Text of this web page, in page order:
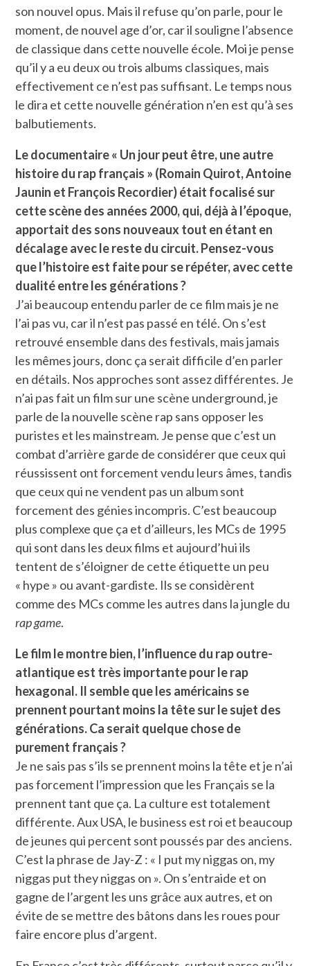
son nouvel opus. Mais il refuse qu’on parle, pour le
moment, de nouvel age d’or, car il souligne l’absence
de classique dans cette nouvelle école. Moi je pense
qu’il y a eu deux ou trois albums classiques, mais
effectivement ce n’est pas suffisant. Le temps nous
le dira et cette nouvelle génération n’en est qu’à ses
balbutiements.
Le documentaire « Un jour peut être, une autre
histoire du rap français » (Romain Quirot, Antoine
Jaunin et François Recordier) était focalisé sur
cette scène des années 2000, qui, déjà à l’époque,
apportait des sons nouveaux tout en étant en
décalage avec le reste du circuit. Pensez-vous
que l’histoire est faite pour se répéter, avec cette
dualité entre les générations ?
J’ai beaucoup entendu parler de ce film mais je ne
l’ai pas vu, car il n’est pas passé en télé. On s’est
retrouvé ensemble dans des festivals, mais jamais
les mêmes jours, donc ça serait difficile d’en parler
en détails. Nos approches sont assez différentes. Je
n’ai pas fait un film sur une scène underground, je
parle de la nouvelle scène rap sans opposer les
puristes et les mainstream. Je pense que c’est un
combat d’arrière garde de considérer que ceux qui
réussissent ont forcement vendu leurs âmes, tandis
que ceux qui ne vendent pas un album sont
forcement des génies incompris. C’est beaucoup
plus complexe que ça et d’ailleurs, les MCs de 1995
qui sont dans les deux films et aujourd’hui ils
tentent de s’éloigner de cette étiquette un peu
« hype » ou avant-gardiste. Ils se considèrent
comme des MCs comme les autres dans la jungle du
rap game.
Le film le montre bien, l’influence du rap outre-
atlantique est très importante pour le rap
hexagonal. Il semble que les américains se
prennent pourtant moins la tête sur le sujet des
générations. Ca serait quelque chose de
purement français ?
Je ne sais pas s’ils se prennent moins la tête et je n’ai
pas forcement l’impression que les Français se la
prennent tant que ça. La culture est totalement
différente. Aux USA, le business est roi et beaucoup
de jeunes qui percent sont poussés par des anciens.
C’est la phrase de Jay-Z : « I put my niggas on, my
niggas put they niggas on ». On s’entraide et on
gagne de l’argent les uns grâce aux autres, et on
évite de se mettre des bâtons dans les roues pour
faire encore plus d’argent.